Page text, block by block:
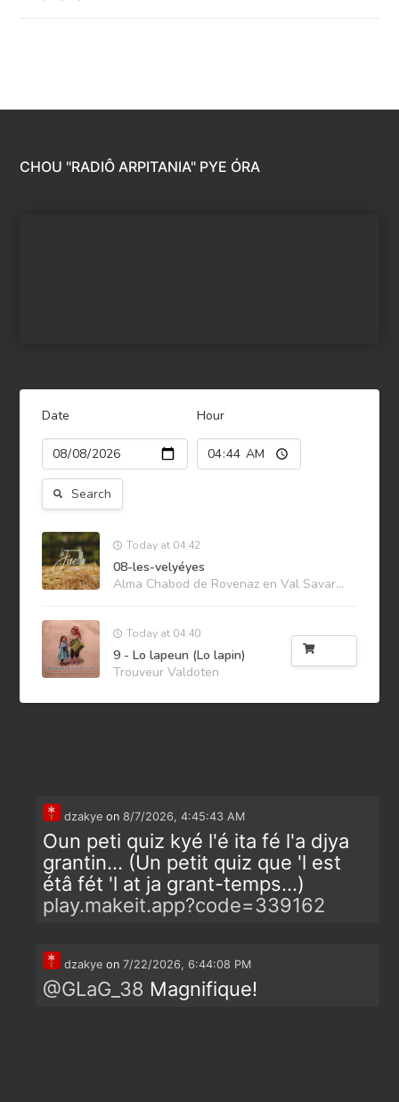
CHOU "RADIÔ ARPITANIA" PYE ÓRA
Date Hour
Search
Today at 04:42
08-les-velyéyes
Alma Chabod de Rovenaz en Val Savaranche
Today at 04:40
9 - Lo lapeun (Lo lapin)
Trouveur Valdoten
dzakye on 8/7/2026, 4:45:43 AM
Oun peti quiz kyé l'é ita fé l'a djya
grantin... (Un petit quiz que 'l est
étâ fét 'l at ja grant-temps...)
play.makeit.app?code=339162
dzakye on 7/22/2026, 6:44:08 PM
@GLaG_38 Magnifique!